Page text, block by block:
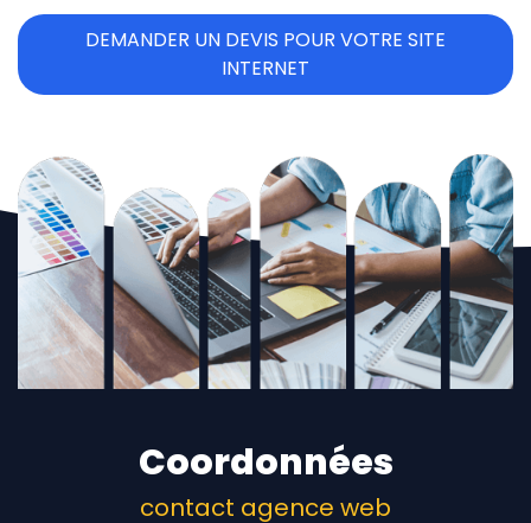
DEMANDER UN DEVIS POUR VOTRE SITE
INTERNET
Coordonnées
contact agence web